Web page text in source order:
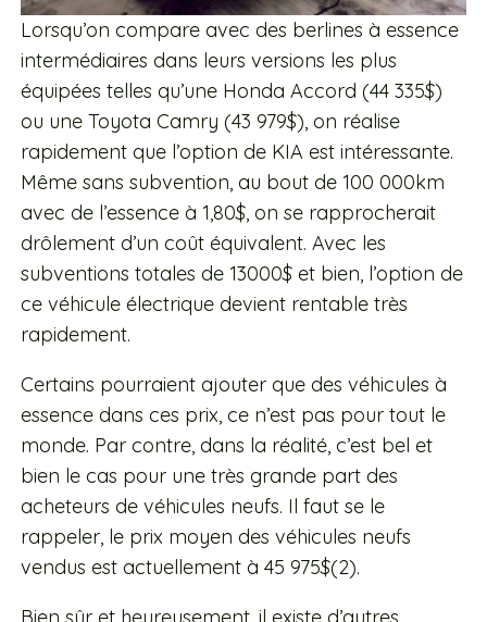
Lorsqu’on compare avec des berlines à essence
intermédiaires dans leurs versions les plus
équipées telles qu’une Honda Accord (44 335$)
ou une Toyota Camry (43 979$), on réalise
rapidement que l’option de KIA est intéressante.
Même sans subvention, au bout de 100 000km
avec de l’essence à 1,80$, on se rapprocherait
drôlement d’un coût équivalent. Avec les
subventions totales de 13000$ et bien, l’option de
ce véhicule électrique devient rentable très
rapidement.
Certains pourraient ajouter que des véhicules à
essence dans ces prix, ce n’est pas pour tout le
monde. Par contre, dans la réalité, c’est bel et
bien le cas pour une très grande part des
acheteurs de véhicules neufs. Il faut se le
rappeler, le prix moyen des véhicules neufs
vendus est actuellement à 45 975$(2).